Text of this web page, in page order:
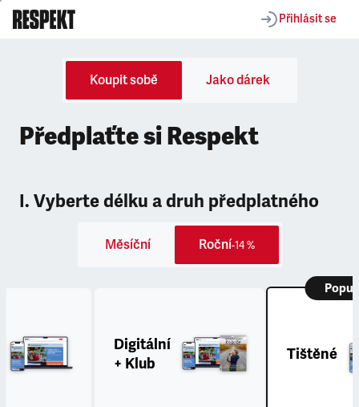
Přihlásit se
Koupit sobě Jako dárek
Předplaťte si Respekt
I. Vyberte délku a druh předplatného
Měsíční Roční-14 %
Digitální
+ Klub
Tištěné